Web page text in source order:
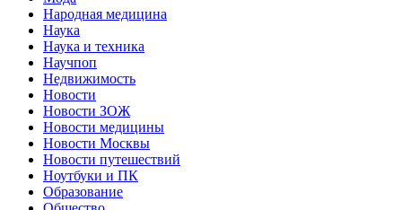
Народная медицина
Наука
Наука и техника
Научпоп
Недвижимость
Новости
Новости ЗОЖ
Новости медицины
Новости Москвы
Новости путешествий
Ноутбуки и ПК
Образование